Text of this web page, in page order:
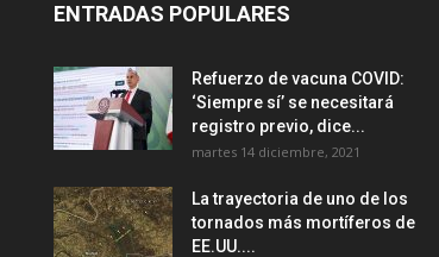
ENTRADAS POPULARES
Refuerzo de vacuna COVID:
‘Siempre sí’ se necesitará
registro previo, dice...
martes 14 diciembre, 2021
La trayectoria de uno de los
tornados más mortíferos de
EE.UU....